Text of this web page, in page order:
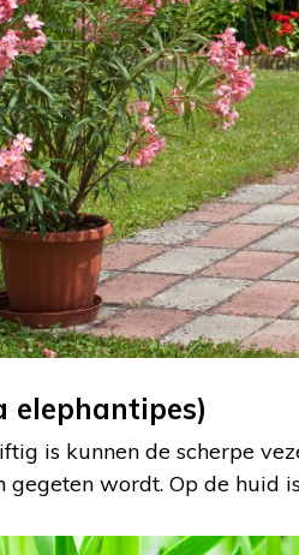
elephantipes)
is kunnen de scherpe
gegeten wordt. Op de huid